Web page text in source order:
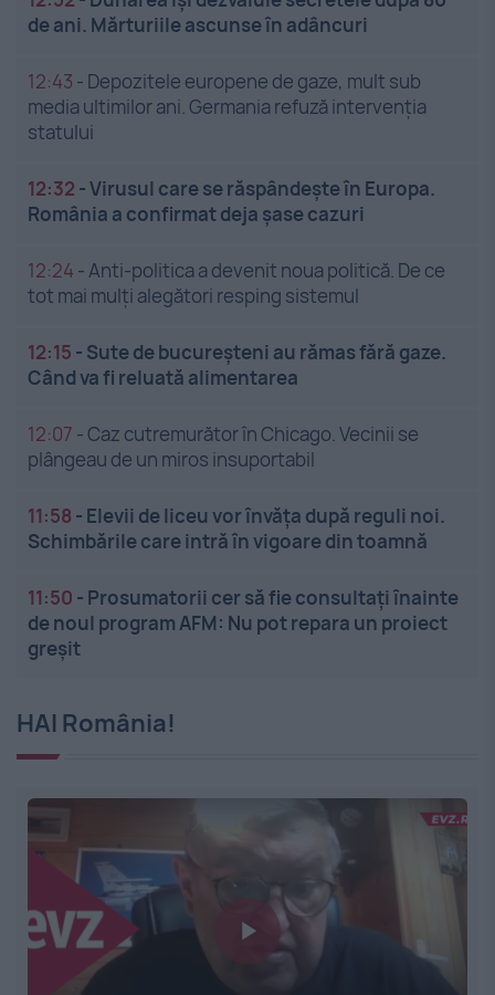
de ani. Mărturiile ascunse în adâncuri
12:43 - Depozitele europene de gaze, mult sub
media ultimilor ani. Germania refuză intervenția
statului
12:32 -Virusul care se răspândește în Europa.
România a confirmat deja șase cazuri
12:24 -Anti-politica a devenit noua politică. De ce
tot mai mulți alegători resping sistemul
12:15 - Sute de bucureșteni au rămas fără gaze.
Când va fi reluată alimentarea
12:07 -Caz cutremurător în Chicago. Vecinii se
plângeau de un miros insuportabil
11:58 - Elevii de liceu vor învăța după reguli noi.
Schimbările care intră în vigoare din toamnă
11:50 - Prosumatorii cer să fie consultați înainte
de noul program AFM: Nu pot repara un proiect
greșit
HAI România!